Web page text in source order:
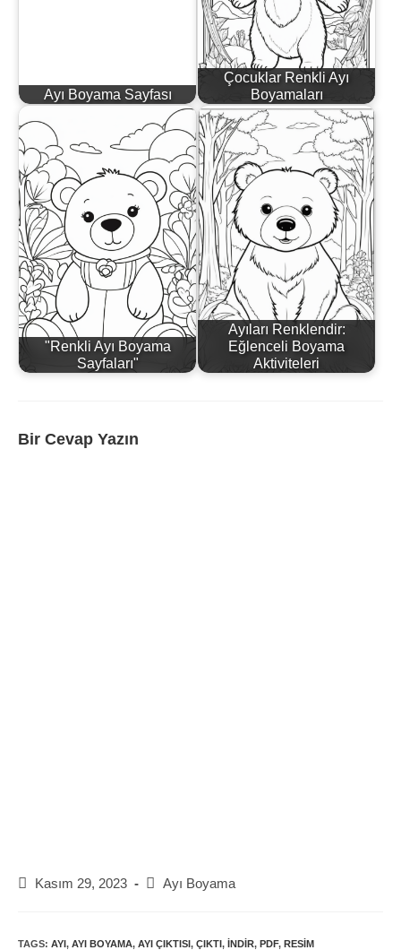
Ayı Boyama Sayfası
Çocuklar Renkli Ayı
Boyamaları
"Renkli Ayı Boyama
Sayfaları"
Ayıları Renklendir:
Eğlenceli Boyama
Aktiviteleri
Bir Cevap Yazın
PostKasım 29, 2023
PostAyı Boyama
TAGS: AYI, AYI BOYAMA, AYI ÇIKTISI, ÇIKTI, INDIR, PDF, RESIM